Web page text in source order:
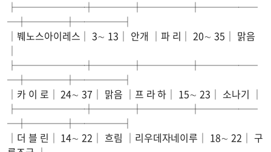
├───────┼────┼─────┼──────
─┼────┼─────┤
│붸노스아이레스│ 3∼ 13│ 안개 │파 리│ 20∼ 35│ 맑음
│
├───────┼────┼─────┼──────
─┼────┼─────┤
│카 이 로│ 24∼ 37│ 맑음 │프 라 하│ 15∼ 23│ 소나기 │
├───────┼────┼─────┼──────
─┼────┼─────┤
│더 블 린│ 14∼ 22│ 흐림 │리우데자네이루│ 18∼ 22│ 구